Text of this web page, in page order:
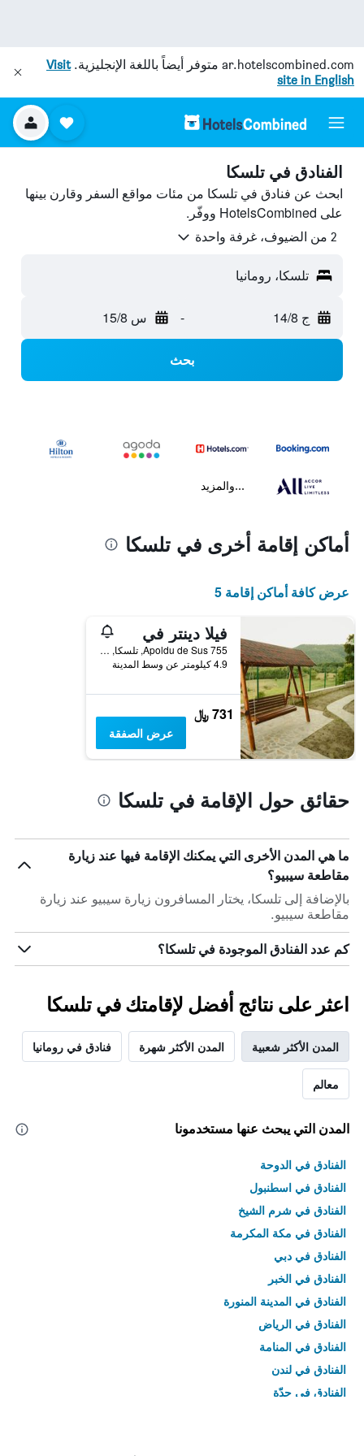
ar.hotelscombined.com متوفر أيضاً باللغة الإنجليزية.Visit
site in English
الفنادق في تلسكا
ابحث عن فنادق في تلسكا من مئات مواقع السفر وقارن بينها
على HotelsCombined ووفّر.
2 من الضيوف، غرفة واحدة
تلسكا، رومانيا
ج 14/8 - س 15/8
بحث
...والمزيد
أماكن إقامة أخرى في تلسكا
عرض كافة أماكن إقامة 5
فيلا دينتر في
755 Apoldu de Sus, تلسكا, رومانيا
4.9 كيلومتر عن وسط المدينة
731 ﷼
عرض الصفقة
حقائق حول الإقامة في تلسكا
ما هي المدن الأخرى التي يمكنك الإقامة فيها عند زيارة
مقاطعة سيبيو؟
بالإضافة إلى تلسكا، يختار المسافرون زيارة سيبيو عند زيارة
مقاطعة سيبيو.
كم عدد الفنادق الموجودة في تلسكا؟
اعثر على نتائج أفضل لإقامتك في تلسكا
المدن الأكثر شعبية المدن الأكثر شهرة فنادق في رومانيا
معالم
المدن التي يبحث عنها مستخدمونا
الفنادق في الدوحة
الفنادق في اسطنبول
الفنادق في شرم الشيخ
الفنادق في مكة المكرمة
الفنادق في دبي
الفنادق في الخبر
الفنادق في المدينة المنورة
الفنادق في الرياض
الفنادق في المنامة
الفنادق في لندن
الفنادق في جدّة